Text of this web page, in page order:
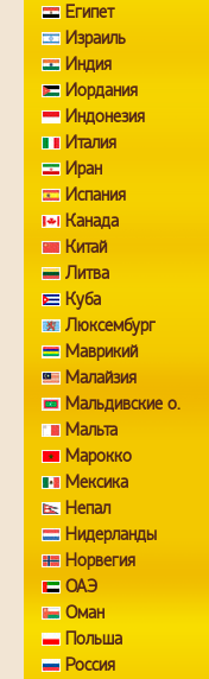
Египет
Израиль
Индия
Иордания
Индонезия
Италия
Иран
Испания
Канада
Китай
Литва
Куба
Люксембург
Маврикий
Малайзия
Мальдивские о.
Мальта
Марокко
Мексика
Непал
Нидерланды
Норвегия
ОАЭ
Оман
Польша
Россия